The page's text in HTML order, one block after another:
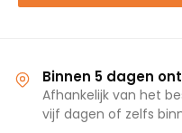
Binnen 5 dagen
Afhankelijk van het
vijf dagen of zelfs